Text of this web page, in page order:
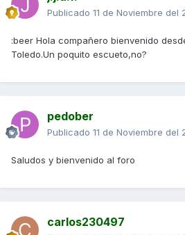
Publicado 11 de Noviembre del
:beer Hola compañero bienvenido
Toledo.Un poquito escueto,no?
pedober
Publicado 11 de Noviembre del
Saludos y bienvenido al foro
carlos230497